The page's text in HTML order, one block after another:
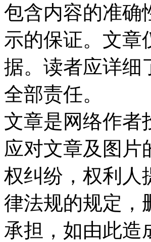
包含内容的准确
示的保证。文章
据。读者应详细
全部责任。
文章是网络作者
应对文章及图片
权纠纷，权利人
律法规的规定，
承担，如由此造